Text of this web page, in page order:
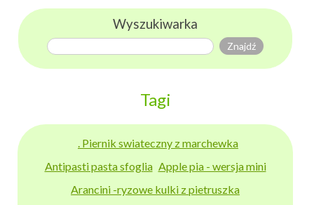
Wyszukiwarka
Tagi
. Piernik swiateczny z marchewka
Antipasti pasta sfoglia Apple pia - wersja mini
Arancini -ryzowe kulki z pietruszka